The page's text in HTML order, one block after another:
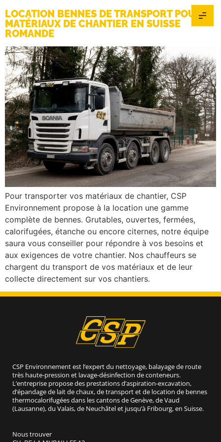
LOCATION BENNES DE TRANSPORT POUR
MATÉRIAUX DE CHANTIER EN SUISSE
ROMANDE
Pour transporter vos matériaux de chantier, CSP
Environnement propose à la location une gamme
complète de bennes. Grutables, ouvertes, fermées,
calorifugées, étanche ou encore citernes, notre équipe
saura vous conseiller pour répondre à vos besoins et
aux exigences de votre chantier. Nos chauffeurs se
chargent du transport de vos matériaux et de leur
collecte directement sur vos chantiers.
CSP Environnement est l’expert du nettoyage, balayage de route
très haute-pression et lavage-désinfection de conteneurs.
L’entreprise propose des prestations d’aspiration-excavation,
d’épandage de lait de chaux, de transport et de location de bennes
thermocalorifugées dans les cantons de Genève, de Vaud
(Lausanne), du Valais, de Neuchâtel et jusqu’à Fribourg, en Suisse.
Nous trouver